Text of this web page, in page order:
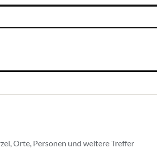
Orte, Personen und weitere Treffer